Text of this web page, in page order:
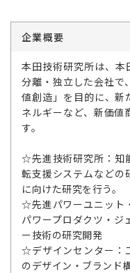
企業概要
本田技術研究所は、
分離・独立した会社で
値創造」を目的に、新
ネルギーなど、新価値
す。
☆先進技術研究所：知
転支援システムなどの
に向けた研究を行う。
☆先進パワーユニット
パワープロダクツ・ジ
ー技術の研究開発
☆デザインセンター：
のデザイン・ブランド